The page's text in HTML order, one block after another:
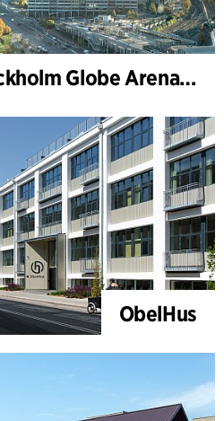
Avicii Arena (Stockholm Globe Arena), renovering og modernisering
ObelHus